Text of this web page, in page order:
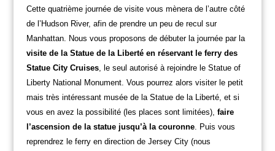
Cette quatrième journée de visite vous mènera de l’autre côté
de l’Hudson River, afin de prendre un peu de recul sur
Manhattan. Nous vous proposons de débuter la journée par la
visite de la Statue de la Liberté en réservant le ferry des
Statue City Cruises, le seul autorisé à rejoindre le Statue of
Liberty National Monument. Vous pourrez alors visiter le petit
mais très intéressant musée de la Statue de la Liberté, et si
vous en avez la possibilité (les places sont limitées), faire
l’ascension de la statue jusqu’à la couronne. Puis vous
reprendrez le ferry en direction de Jersey City (nous